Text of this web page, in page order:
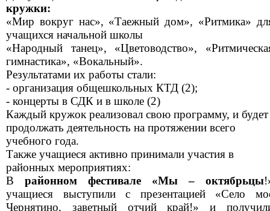
кружки:
«Мир вокруг нас», «Таежный дом», «Ритмика»
учащихся начальной школы
«Народный танец», «Цветоводство»,
гимнастика», «Вокальный».
Результатами их работы стали:
- организация общешкольных КТД (2);
- концерты в СДК и в школе (2)
Каждый кружок реализовал свою программу, и будет
продолжать деятельность на протяжении всего
учебного года.
Также учащиеся активно принимали участия в
районных мероприятиях:
В районном фестивале «Мы – октябрьцы
учащиеся выступили с презентацией «Село
Чернятино, заветный отчий край!» и